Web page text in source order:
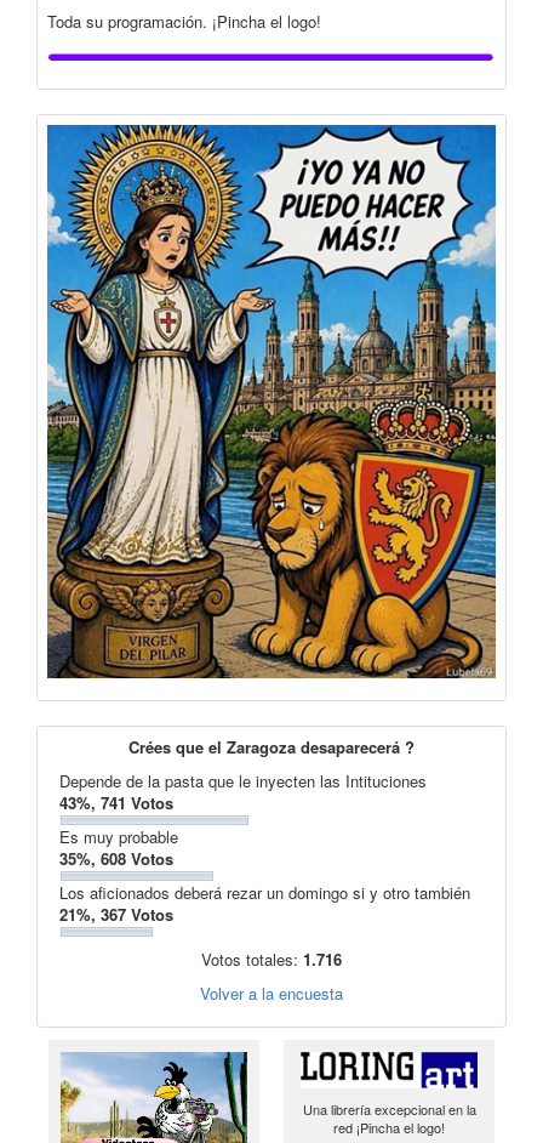
Toda su programación. ¡Pincha el logo!
Crées que el Zaragoza desaparecerá ?
Depende de la pasta que le inyecten las Intituciones
43%, 741 Votos
Es muy probable
35%, 608 Votos
Los aficionados deberá rezar un domingo si y otro también
21%, 367 Votos
Votos totales: 1.716
Volver a la encuesta
Una librería excepcional en la
red ¡Pincha el logo!